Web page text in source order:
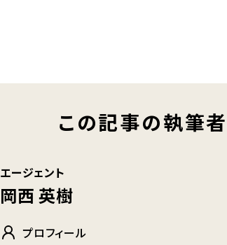
この記事の執筆
エージェント
岡西 英樹
プロフィール